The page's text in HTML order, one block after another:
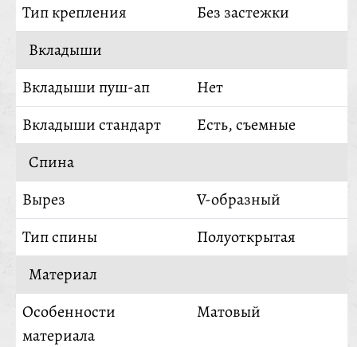
Тип крепления
Без застежки
Вкладыши
Вкладыши пуш-ап
Нет
Вкладыши стандарт
Есть, съемные
Спина
Вырез
V-образный
Тип спины
Полуоткрытая
Материал
Особенности
материала
Матовый